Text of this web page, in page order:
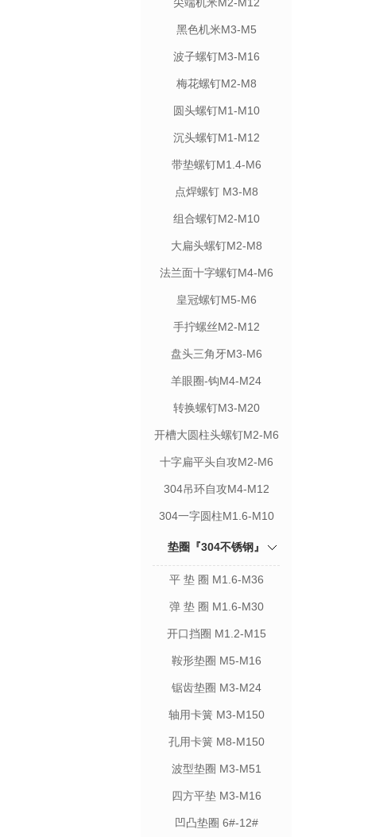
黑色机米M3-M5
波子螺钉M3-M16
梅花螺钉M2-M8
圆头螺钉M1-M10
沉头螺钉M1-M12
带垫螺钉M1.4-M6
点焊螺钉 M3-M8
组合螺钉M2-M10
大扁头螺钉M2-M8
法兰面十字螺钉M4-M6
皇冠螺钉M5-M6
手拧螺丝M2-M12
盘头三角牙M3-M6
羊眼圈-钩M4-M24
转换螺钉M3-M20
开槽大圆柱头螺钉M2-M6
十字扁平头自攻M2-M6
304吊环自攻M4-M12
304一字圆柱M1.6-M10
垫圈『304不锈钢』
平 垫 圈 M1.6-M36
弹 垫 圈 M1.6-M30
开口挡圈 M1.2-M15
鞍形垫圈 M5-M16
锯齿垫圈 M3-M24
轴用卡簧 M3-M150
孔用卡簧 M8-M150
波型垫圈 M3-M51
四方平垫 M3-M16
凹凸垫圈 6#-12#